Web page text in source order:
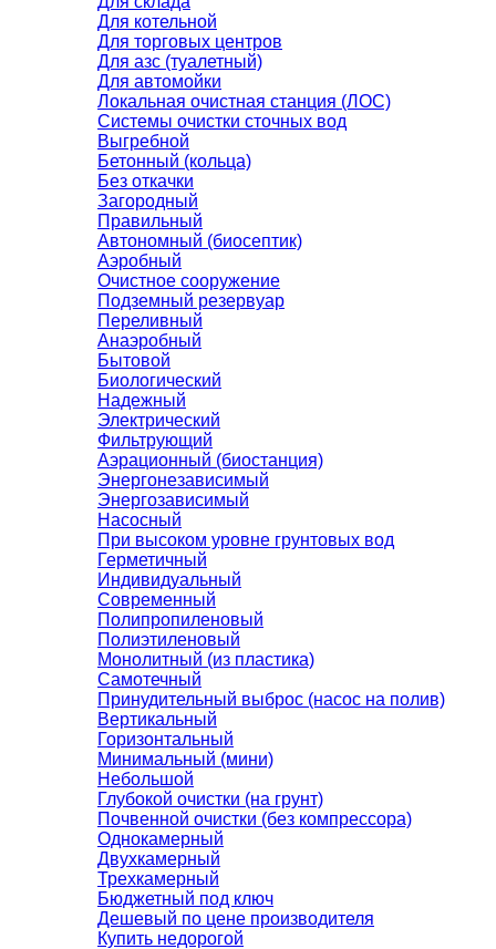
Для котельной
Для торговых центров
Для азс (туалетный)
Для автомойки
Локальная очистная станция (ЛОС)
Системы очистки сточных вод
Выгребной
Бетонный (кольца)
Без откачки
Загородный
Правильный
Автономный (биосептик)
Аэробный
Очистное сооружение
Подземный резервуар
Переливный
Анаэробный
Бытовой
Биологический
Надежный
Электрический
Фильтрующий
Аэрационный (биостанция)
Энергонезависимый
Энергозависимый
Насосный
При высоком уровне грунтовых вод
Герметичный
Индивидуальный
Современный
Полипропиленовый
Полиэтиленовый
Монолитный (из пластика)
Самотечный
Принудительный выброс (насос на полив)
Вертикальный
Горизонтальный
Минимальный (мини)
Небольшой
Глубокой очистки (на грунт)
Почвенной очистки (без компрессора)
Однокамерный
Двухкамерный
Трехкамерный
Бюджетный под ключ
Дешевый по цене производителя
Купить недорогой